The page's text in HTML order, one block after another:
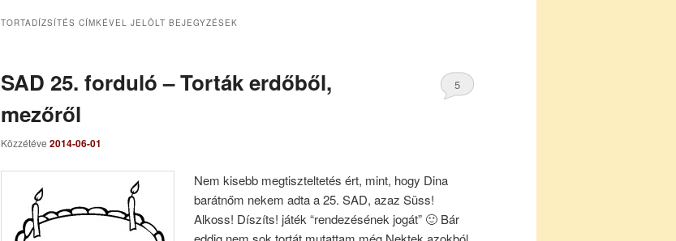
TORTADÍZSÍTÉS CÍMKÉVEL JELÖLT BEJEGYZÉSEK
SAD 25. forduló – Torták erdőből,
mezőről
Közzétéve 2014-06-01
5
Nem kisebb megtiszteltetés ért, mint, hogy Dina
barátnőm nekem adta a 25. SAD, azaz Süss!
Alkoss! Díszíts! játék “rendezésének jogát” 🙂 Bár